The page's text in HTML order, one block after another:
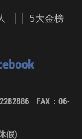
5大金榜
FAX：06-
假)